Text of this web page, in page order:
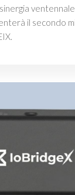
ventennale
il secondo